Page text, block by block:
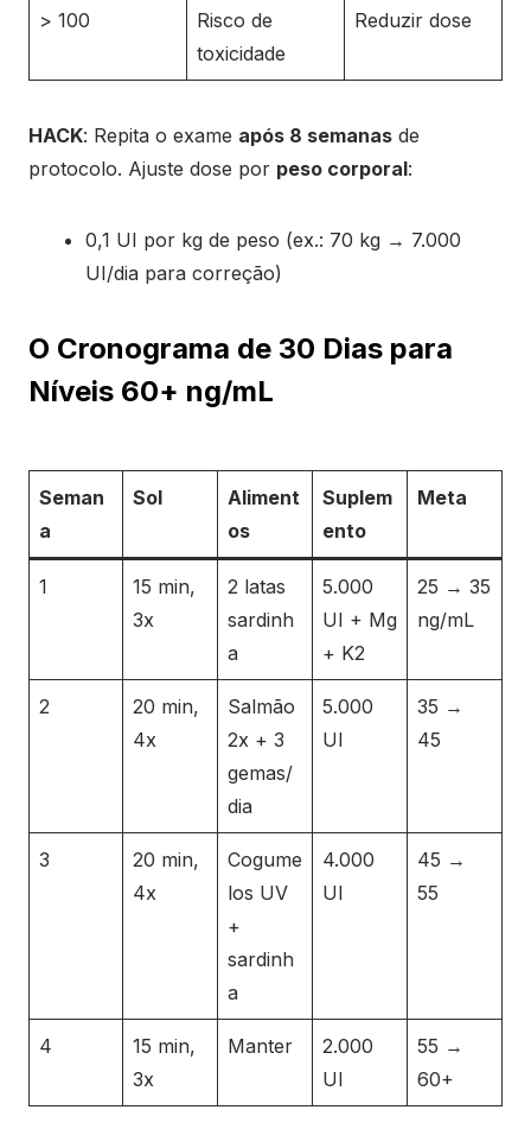
> 100
Risco de
toxicidade
Reduzir dose
HACK: Repita o exame após 8 semanas de
protocolo. Ajuste dose por peso corporal:
0,1 UI por kg de peso (ex.: 70 kg → 7.000
UI/dia para correção)
O Cronograma de 30 Dias para
Níveis 60+ ng/mL
Seman
a
Sol
Aliment
os
Suplem
ento
Meta
1
15 min,
3x
2 latas
sardinh
a
5.000
UI + Mg
+ K2
25 → 35
ng/mL
2
20 min,
4x
Salmão
2x + 3
gemas/
dia
5.000
UI
35 →
45
3
20 min,
4x
Cogume
los UV
+
sardinh
a
4.000
UI
45 →
55
4
15 min,
3x
Manter
2.000
UI
55 →
60+